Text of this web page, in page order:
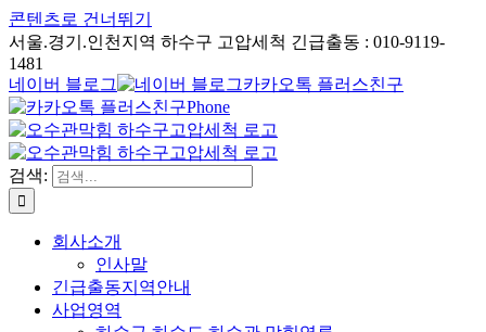
콘텐츠로 건너뛰기
서울.경기.인천지역 하수구 고압세척 긴급출동 : 010-9119-
1481
네이버 블로그
카카오톡 플러스친구
Phone
검색:
회사소개
인사말
긴급출동지역안내
사업영역